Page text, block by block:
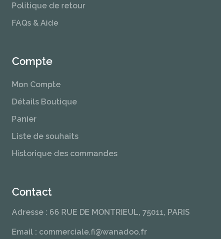
Politique de retour
FAQs & Aide
Compte
Mon Compte
Détails Boutique
Panier
Liste de souhaits
Historique des commandes
Contact
Adresse : 66 RUE DE MONTRIEUL, 75011, PARIS
Email : commerciale.fi@wanadoo.fr